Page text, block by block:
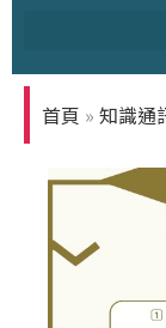
首頁 » 知識通